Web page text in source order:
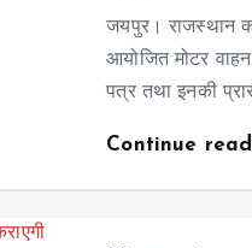
जयपुर। राजस्थान
आयोजित मोटर वाहन
पत्र तथा इनकी
Continue